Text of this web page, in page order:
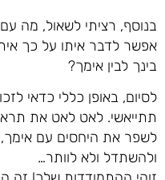
בנוסף, רציתי לשאול, מה
אפשר לדבר איתו על כך
בינך לבין אימך?
לסיום, באופן כללי כדאי
תתייאשי. לאט לאט את
לשפר את היחסים עם
ולהשתדל ולא לוותר…